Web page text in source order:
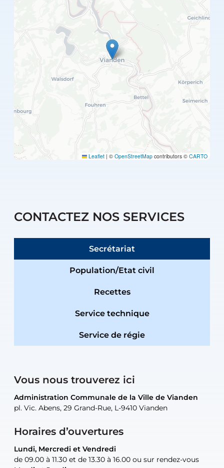
Leaflet | © OpenStreetMap contributors © CARTO
CONTACTEZ NOS SERVICES
Secrétariat
Population/Etat civil
Recettes
Service technique
Service de régie
Vous nous trouverez ici
Administration Communale de la Ville de Vianden
pl. Vic. Abens, 29 Grand-Rue, L-9410 Vianden
Horaires d’ouvertures
Lundi, Mercredi et Vendredi
de 09.00 à 11.30 et de 13.30 à 16.00 ou sur rendez-vous
Administration Communale de la Ville de Vianden
pl. Vic. Abens, 29 Grand-Rue, L-9410 Vianden
Lundi, Mercredi et Vendredi
de 09.00 à 11.30 et de 13.30 à 16.00 ou sur rendez-vous
Administration Communale de la Ville de Vianden
pl. Vic. Abens, 29 Grand-Rue, L-9410 Vianden
uniquement sur rendez-vous
Administration Communale de la Ville de Vianden
pl. Vic. Abens, 29 Grand-Rue, L-9410 Vianden
uniquement sur rendez-vous
Atelier Communal de la Ville de Vianden
30, rue Neugarten, L-9422 Vianden
uniquement sur rendez-vous